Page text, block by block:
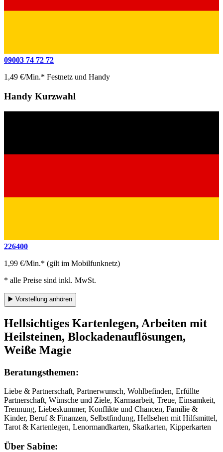
09003 74 72 72
1,49 €/Min.* Festnetz und Handy
Handy Kurzwahl
226400
1,99 €/Min.* (gilt im Mobilfunknetz)
* alle Preise sind inkl. MwSt.
▶️ Vorstellung anhören
Hellsichtiges Kartenlegen, Arbeiten mit
Heilsteinen, Blockadenauflösungen,
Weiße Magie
Beratungsthemen:
Liebe & Partnerschaft, Partnerwunsch, Wohlbefinden, Erfüllte
Partnerschaft, Wünsche und Ziele, Karmaarbeit, Treue, Einsamkeit,
Trennung, Liebeskummer, Konflikte und Chancen, Familie &
Kinder, Beruf & Finanzen, Selbstfindung, Hellsehen mit Hilfsmittel,
Tarot & Kartenlegen, Lenormandkarten, Skatkarten, Kipperkarten
Über Sabine: